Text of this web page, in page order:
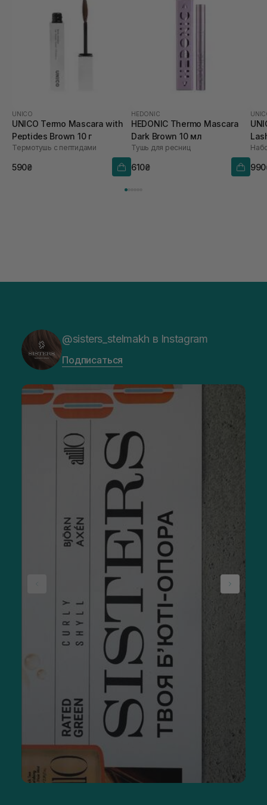
UNICO
UNICO Termo Mascara with
Peptides Brown 10 г
Термотушь с пептидами
590₴
HEDONIC
HEDONIC Thermo Mascara
Dark Brown 10 мл
Тушь для ресниц
610₴
@sisters_stelmakh в Instagram
Подписаться